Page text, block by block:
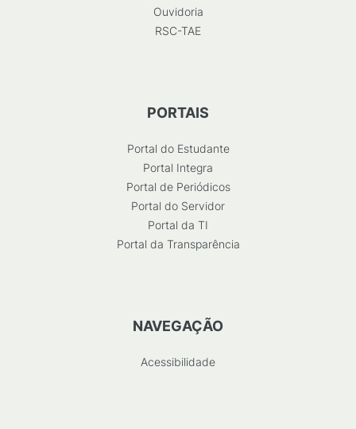
Ouvidoria
RSC-TAE
PORTAIS
Portal do Estudante
Portal Integra
Portal de Periódicos
Portal do Servidor
Portal da TI
Portal da Transparência
NAVEGAÇÃO
Acessibilidade